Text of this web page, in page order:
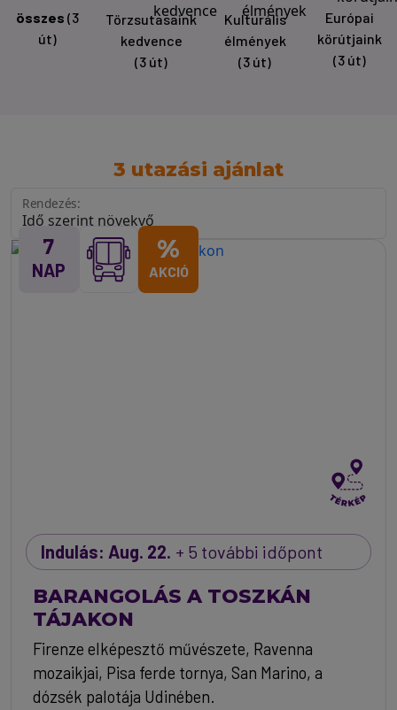
összes (3
út)
Törzsutasaink
kedvence
(3 út)
Kulturális
élmények
(3 út)
Európai
körútjaink
(3 út)
3 utazási ajánlat
Rendezés:
7
NAP
%
AKCIÓ
Indulás: Aug. 22. + 5 további időpont
BARANGOLÁS A TOSZKÁN
TÁJAKON
Firenze elképesztő művészete, Ravenna
mozaikjai, Pisa ferde tornya, San Marino, a
dózsék palotája Udinében.